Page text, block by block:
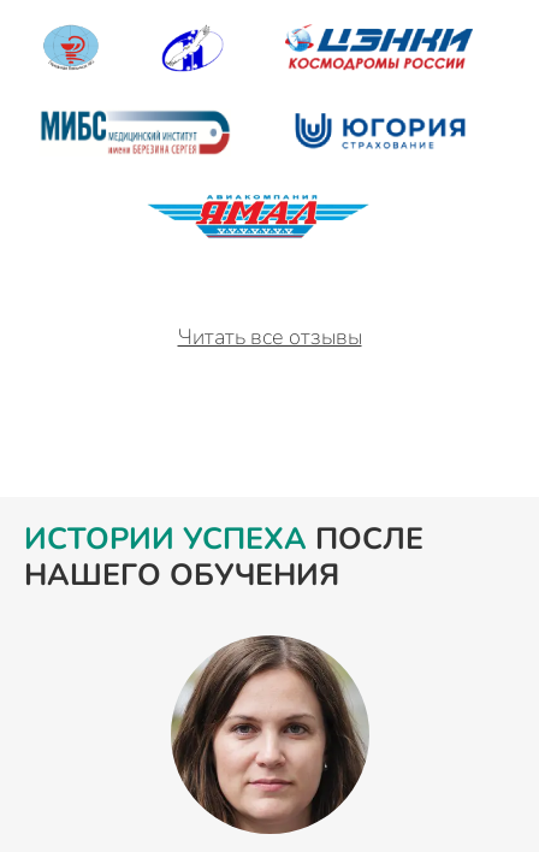
Читать все отзывы
ИСТОРИИ УСПЕХА ПОСЛЕ
НАШЕГО ОБУЧЕНИЯ